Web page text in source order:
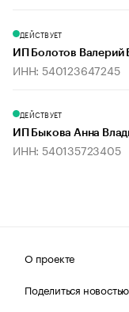
ДЕЙСТВУЕТ
ИП Болотов Валерий
ИНН: 540123647245
ДЕЙСТВУЕТ
ИП Быкова Анна
ИНН: 540135723405
О проекте
Поделиться